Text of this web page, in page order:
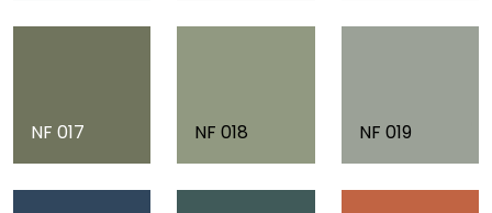
NF 017 NF 018 NF 019